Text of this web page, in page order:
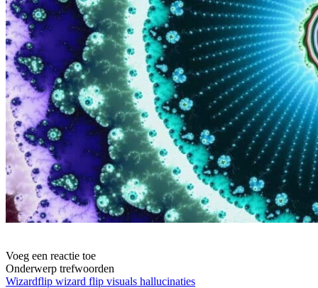
Voeg een reactie toe
Onderwerp trefwoorden
Wizardflip wizard flip visuals hallucinaties